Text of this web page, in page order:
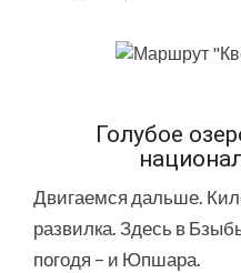
Голубое
Двигаемся дальше.
развилка. Здесь в
погодя – и Юпшара.